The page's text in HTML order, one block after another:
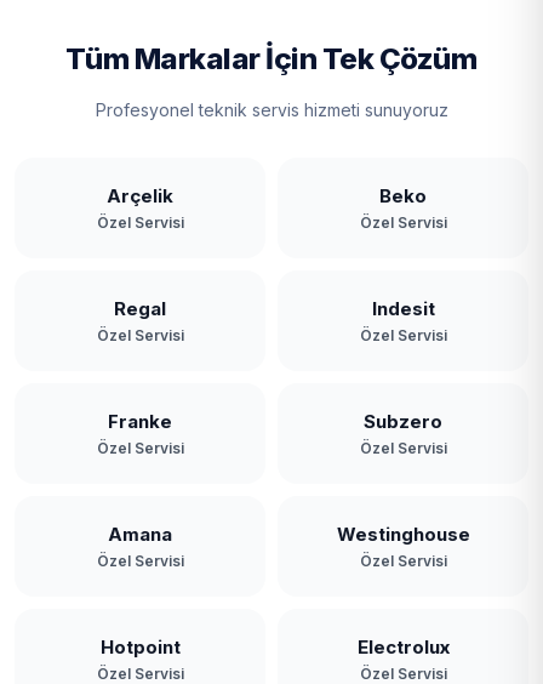
Tüm Markalar İçin Tek Çözüm
Profesyonel teknik servis hizmeti sunuyoruz
Arçelik
Özel Servisi
Beko
Özel Servisi
Regal
Özel Servisi
Indesit
Özel Servisi
Franke
Özel Servisi
Subzero
Özel Servisi
Amana
Özel Servisi
Westinghouse
Özel Servisi
Hotpoint
Özel Servisi
Electrolux
Özel Servisi